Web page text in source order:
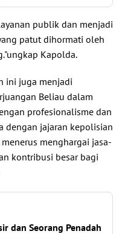
publik dan menjadi
patut dihormati oleh
Kapolda.
ini juga menjadi
Beliau dalam
profesionalisme dan
dengan jajaran kepolisian
menghargai jasa-
kontribusi besar bagi
dan Seorang Penadah